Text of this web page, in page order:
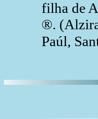
filha de
®.
Paúl,